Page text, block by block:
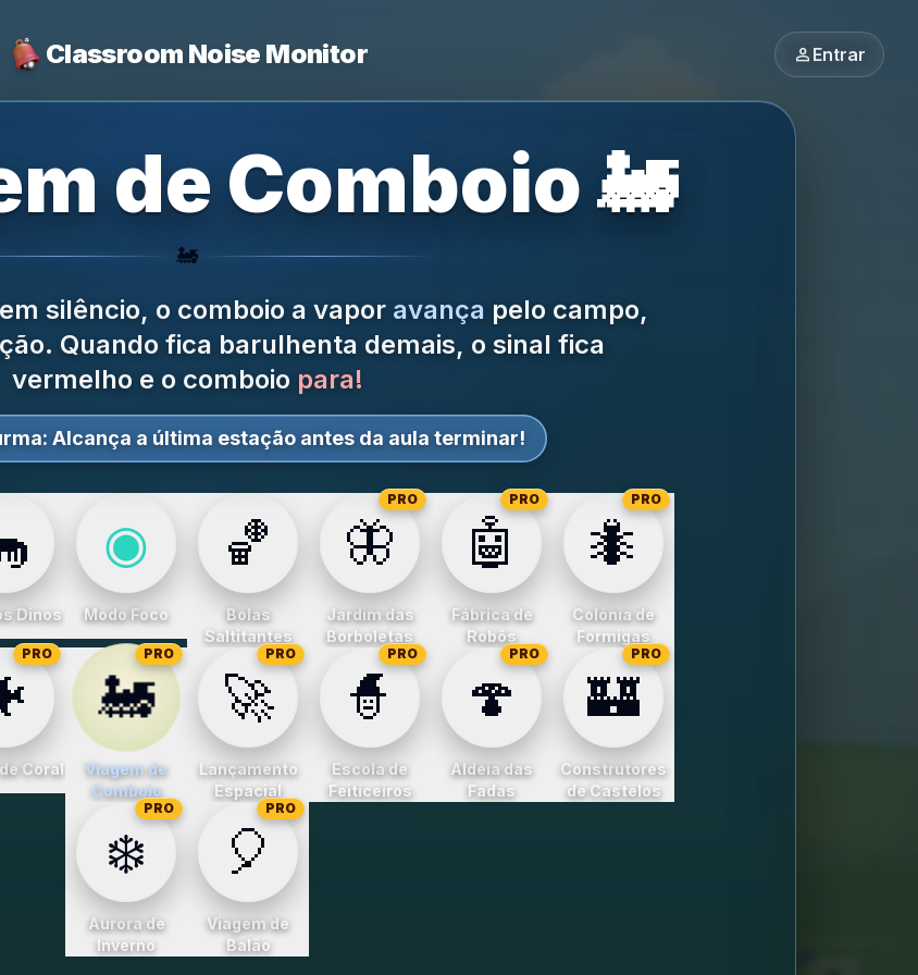
4 5
Classroom Noise Monitor person Entrar
de Comboio 🚂
🚂
silêncio, o comboio a vapor avança pelo campo,
Quando fica barulhenta demais, o sinal fica
vermelho e o comboio para!
Alcança a última estação antes da aula terminar!
Dinos
◉
Modo Foco
🏀
Bolas
Saltitantes
🦋
PRO
Jardim das
Borboletas
🤖
PRO
Fábrica de
Robôs
🐜
PRO
Colónia de
Formigas
PRO
Coral
🚂
PRO
Viagem de
Comboio
🚀
PRO
Lançamento
Espacial
🧙
PRO
Escola de
Feiticeiros
🍄
PRO
Aldeia das
Fadas
🏰
PRO
Construtores
de Castelos
❄️
PRO
Aurora de
Inverno
🎈
PRO
Viagem de
Balão